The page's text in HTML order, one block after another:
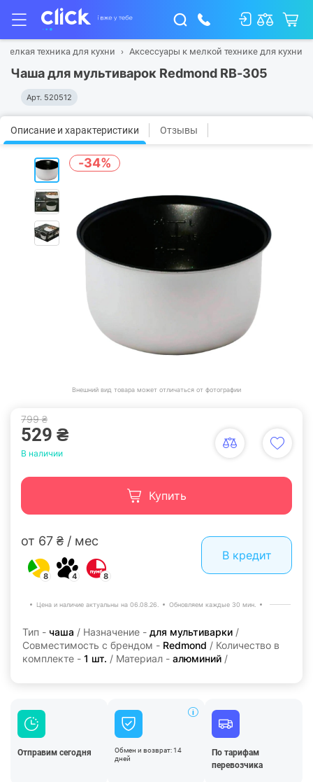
Мелкая техника для кухни Аксессуары к мелкой технике для кухни
Чаша для мультиварок Redmond RB-305
Арт. 520512
Описание и характеристики Отзывы
-34%
Внешний вид товара может отличаться от фотографии
799 ₴
529 ₴
В наличии
Купить
от 67 ₴ / мес
8 4 8
В кредит
Цена и наличие актуальны на 06.08.26. Обновляем каждые 30 мин.
Тип - чаша / Назначение - для мультиварки /
Совместимость с брендом - Redmond / Количество в
комплекте - 1 шт. / Материал - алюминий /
Отправим сегодня
Обмен и возврат: 14
дней
По тарифам
перевозчика